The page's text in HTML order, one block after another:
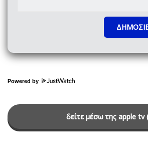
Powered by
δείτε μέσω της apple tv